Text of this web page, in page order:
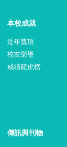
本校成就
近年獎項
校友榮譽
成績龍虎榜
傳訊與刊物